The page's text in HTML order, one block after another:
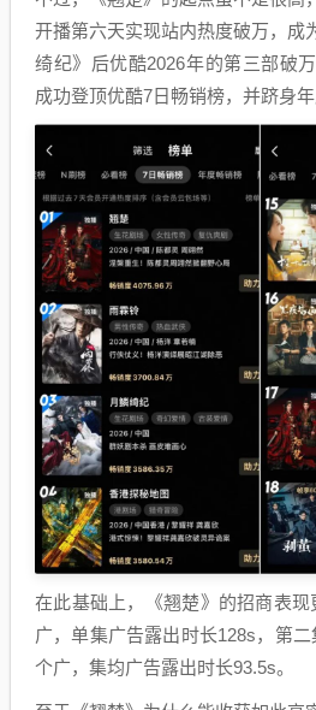
开播第六天实现站内热度破万，成
绮纪》后优酷2026年的第三部破
成功登顶优酷7日畅销榜，并跻身年
在此基础上，《翘楚》的招商表
广，单集广告露出时长128s，第
个广，集均广告露出时长93.5s。